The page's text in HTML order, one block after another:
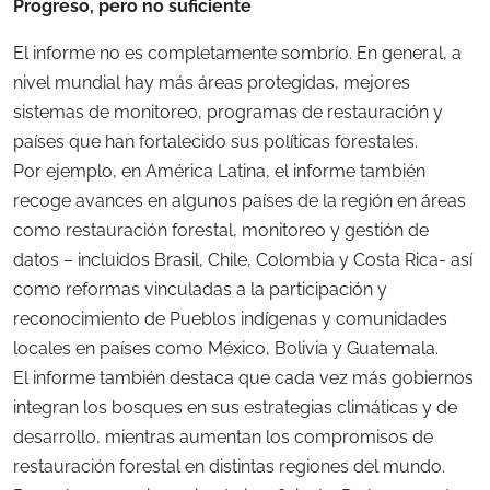
Progreso, pero no suficiente
El informe no es completamente sombrío. En general, a
nivel mundial hay más áreas protegidas, mejores
sistemas de monitoreo, programas de restauración y
países que han fortalecido sus políticas forestales.
Por ejemplo, en América Latina, el informe también
recoge avances en algunos países de la región en áreas
como restauración forestal, monitoreo y gestión de
datos – incluidos Brasil, Chile, Colombia y Costa Rica- así
como reformas vinculadas a la participación y
reconocimiento de Pueblos indígenas y comunidades
locales en países como México, Bolivia y Guatemala.
El informe también destaca que cada vez más gobiernos
integran los bosques en sus estrategias climáticas y de
desarrollo, mientras aumentan los compromisos de
restauración forestal en distintas regiones del mundo.